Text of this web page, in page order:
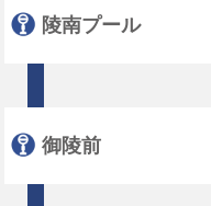
陵南プール
御陵前